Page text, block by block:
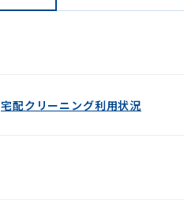
宅配クリーニング利用状況